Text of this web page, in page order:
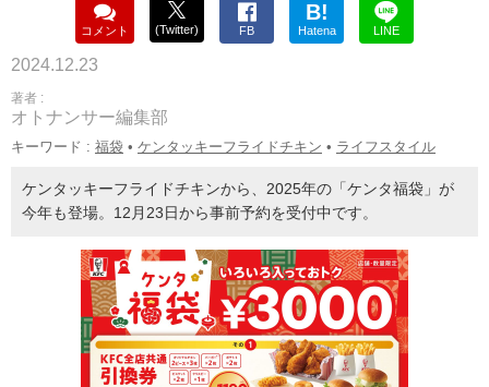
コメント (Twitter) FB
B!
Hatena LINE
2024.12.23
著者 :
オトナンサー編集部
キーワード : 福袋 • ケンタッキーフライドチキン • ライフスタイル
ケンタッキーフライドチキンから、2025年の「ケンタ福袋」が
今年も登場。12月23日から事前予約を受付中です。